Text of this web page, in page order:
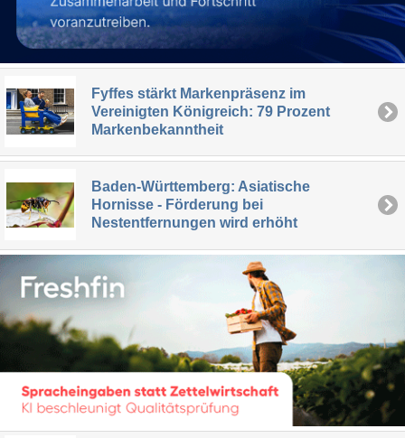
Fyffes stärkt Markenpräsenz im
Vereinigten Königreich: 79 Prozent
Markenbekanntheit
Baden-Württemberg: Asiatische
Hornisse - Förderung bei
Nestentfernungen wird erhöht